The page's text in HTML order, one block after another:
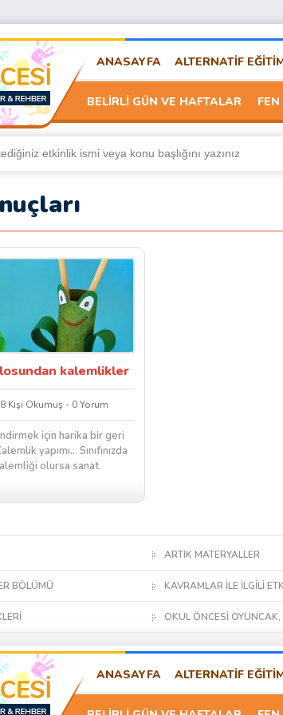
ANASAYFA ALTERNATİF
BELİRLİ GÜN VE HAFTALAR
kalemlikler
Kişi Okumuş - 0 Yorum
için harika bir geri
yapımı… Sınıfınızda
olursa sanat
ARTIK MATERYALLER
BÖLÜMÜ KAVRAMLAR İLE İLGİLİ
OKUL ÖNCESİ
ANASAYFA ALTERNATİF